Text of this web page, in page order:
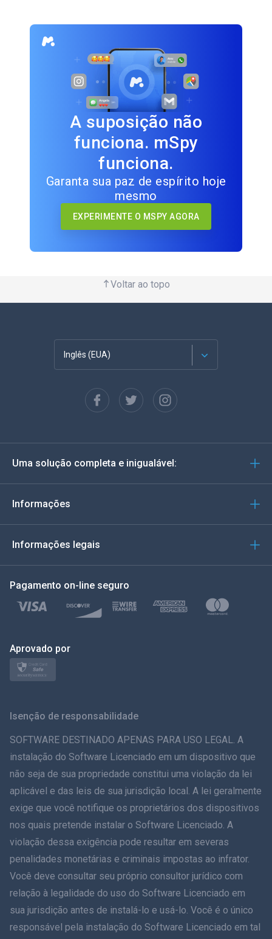
A suposição não
funciona. mSpy
funciona.
Garanta sua paz de espírito hoje
mesmo
EXPERIMENTE O MSPY AGORA
Voltar ao topo
Inglês (EUA)
Espanhol
Alemão
Italiano
Türkçe
Polonês
日本
ภาษาไทย
Dansk
हिंदी
עברית
Romãă
Uma solução completa e inigualável:
Informações
Informações legais
Pagamento on-line seguro
Aprovado por
Isenção de responsabilidade
SOFTWARE DESTINADO APENAS PARA USO LEGAL. A
instalação do Software Licenciado em um dispositivo que
não seja de sua propriedade constitui uma violação da lei
aplicável e das leis de sua jurisdição local. A lei geralmente
exige que você notifique os proprietários dos dispositivos
nos quais pretende instalar o Software Licenciado. A
violação dessa exigência pode resultar em severas
penalidades monetárias e criminais impostas ao infrator.
Você deve consultar seu próprio consultor jurídico com
relação à legalidade do uso do Software Licenciado em
sua jurisdição antes de instalá-lo e usá-lo. Você é o único
responsável pela instalação do Software Licenciado em tal